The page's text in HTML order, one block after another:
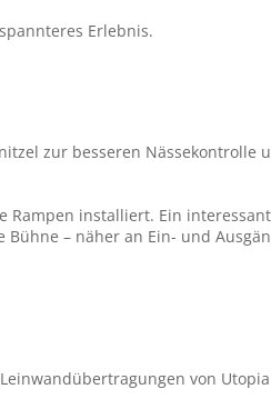
Erlebnis.
zur besseren Nässekontrolle
installiert. Ein
– näher an Ein- und
von